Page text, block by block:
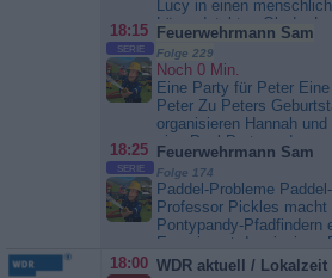
klar, dass er Rocky
zu Bewusstsein bringen
Gut,...
Lucy
Lucy in einen
Lügendetektor. Ob der
Minus Drei hilft,
denverschwundenen
Frau Urschrei
Dummerweise vergisst
über die Ermittlungen
Schulprojekt - er sollte
zusammen eine...
und die wilde Lucy
18:15
SERIE
Feuerwehrmann Sam
Folge 229
Noch 0 Min.
Eine Party für Peter
Peter Zu Peters
organisieren Hannah und
eine Pool-Party und es
beste aller Zeiten
ihrer Hektik bringt Hannah
durcheinander. Als sie
einer Megaphon-
erschreckt, lässt der die
Feuerwehrmann Sam
18:25
SERIE
Feuerwehrmann Sam
Folge 174
Paddel-Probleme
Professor Pickles macht
Pontypandy-Pfadfindern
Experiment. In winzigen
sogenannten Korakeln,
18:00 WDR aktuell / Lokalzeit